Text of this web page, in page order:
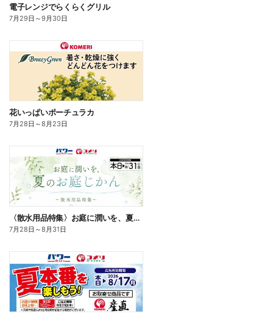
電子レンジでらくらくグリル
7月29日 ～9月30日
花いっぱいポーチュラカ
7月28日 ～8月23日
〈散水用品特集〉お庭に潤いを、夏のお庭じかん
7月28日 ～8月31日